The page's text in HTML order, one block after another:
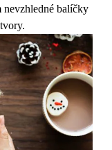
balíčky